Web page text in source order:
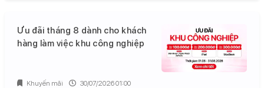
Ưu đãi tháng 8 dành cho khách
hàng làm việc khu công nghiệp
Khuyến mãi 30/07/2026 01:00